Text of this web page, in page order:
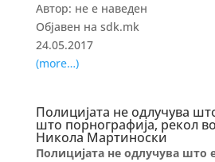
Aвтор: не е наведен
Објавен на sdk.mk
24.05.2017
(more…)
Полицијата не одлучува
што порнографија, рекол
Никола Mартиноски
Полицијата не одлучува што